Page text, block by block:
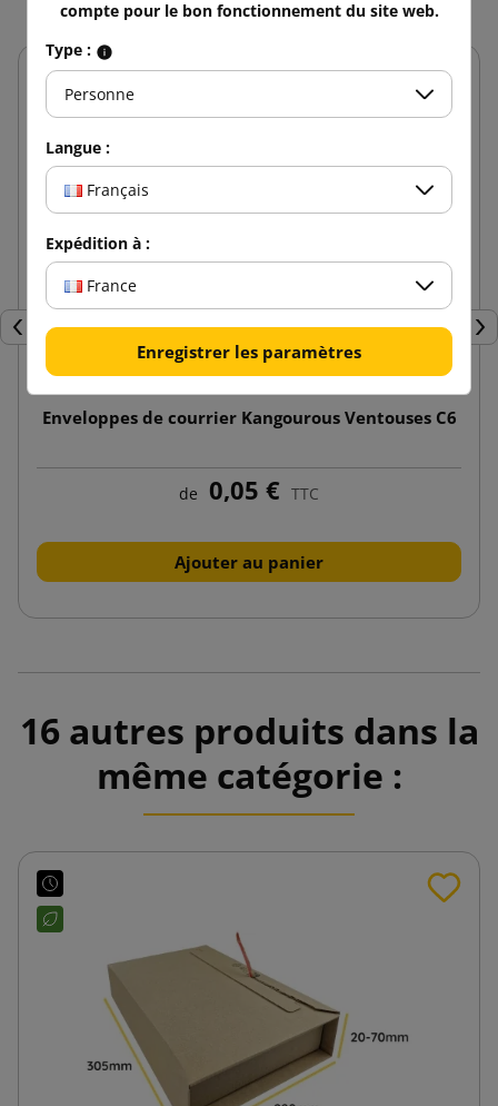
Précédent
Enveloppes de courrier Kangourous Ventouses C6
de 0,05 € TTC
Ajouter au panier
16 autres produits dans la
même catégorie :
compte pour le bon fonctionnement du site web.
Type :
Personne
Langue :
Français
Expédition à :
France
Enregistrer les paramètres